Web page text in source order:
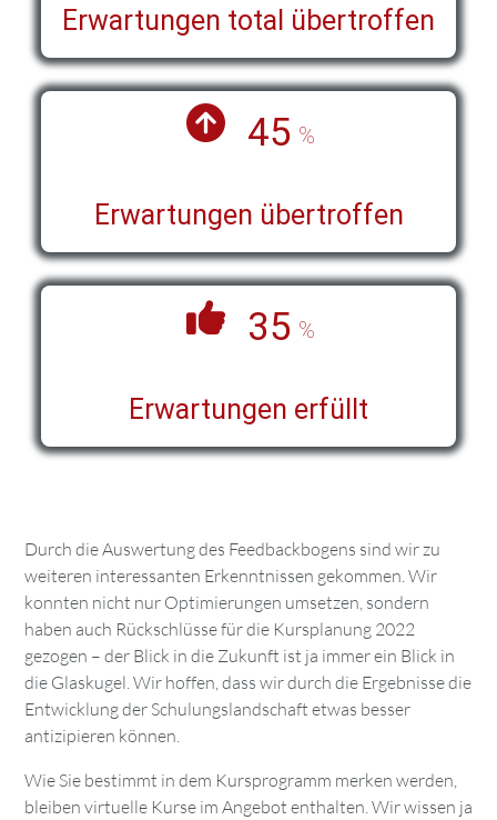
Erwartungen total übertroffen
45 %
Erwartungen übertroffen
35 %
Erwartungen erfüllt
Durch die Auswertung des Feedbackbogens sind wir zu
weiteren interessanten Erkenntnissen gekommen. Wir
konnten nicht nur Optimierungen umsetzen, sondern
haben auch Rückschlüsse für die Kursplanung 2022
gezogen – der Blick in die Zukunft ist ja immer ein Blick in
die Glaskugel. Wir hoffen, dass wir durch die Ergebnisse die
Entwicklung der Schulungslandschaft etwas besser
antizipieren können.
Wie Sie bestimmt in dem Kursprogramm merken werden,
bleiben virtuelle Kurse im Angebot enthalten. Wir wissen ja